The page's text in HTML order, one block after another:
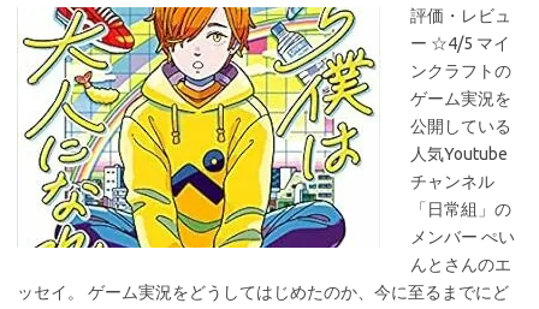
評価・レビュ
ー ☆4/5 マイ
ンクラフトの
ゲーム実況を
公開している
人気Youtube
チャンネル
「日常組」の
メンバー ぺい
んとさんのエ
ッセイ。 ゲーム実況をどうしてはじめたのか、今に至るまでにど